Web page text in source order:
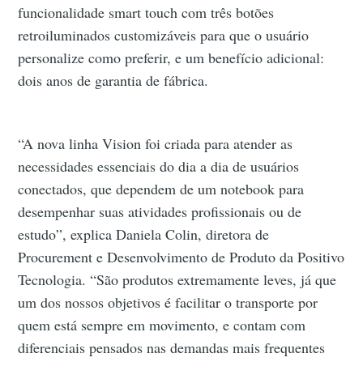
funcionalidade smart touch com três botões
retroiluminados customizáveis para que o usuário
personalize como preferir, e um benefício adicional:
dois anos de garantia de fábrica.
“A nova linha Vision foi criada para atender as
necessidades essenciais do dia a dia de usuários
conectados, que dependem de um notebook para
desempenhar suas atividades profissionais ou de
estudo”, explica Daniela Colin, diretora de
Procurement e Desenvolvimento de Produto da Positivo
Tecnologia. “São produtos extremamente leves, já que
um dos nossos objetivos é facilitar o transporte por
quem está sempre em movimento, e contam com
diferenciais pensados nas demandas mais frequentes